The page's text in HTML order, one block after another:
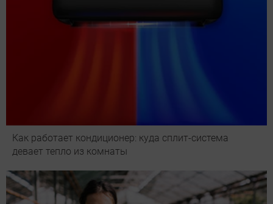
Как работает кондиционер: куда сплит-система
девает тепло из комнаты